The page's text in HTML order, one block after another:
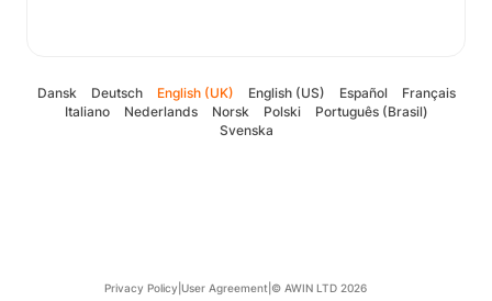
Dansk Deutsch English (UK) English (US) Español
Français
Italiano
Nederlands Norsk Polski
Português (Brasil)
Svenska
Privacy Policy User Agreement © AWIN LTD 2026